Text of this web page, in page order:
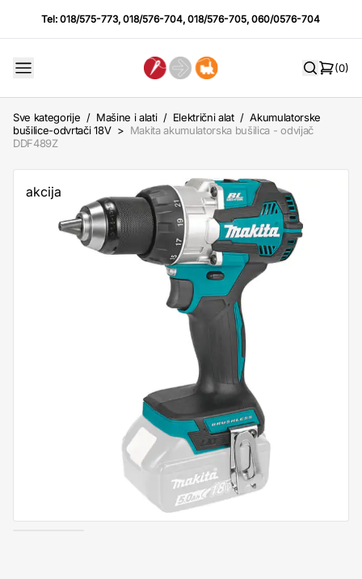
Tel:018/575-773,018/576-704,018/576-705,060/0576-704
(0)
Sve kategorije / Mašine i alati / Električni alat / Akumulatorske
bušilice-odvrtači 18V > Makita akumulatorska bušilica - odvijač
DDF489Z
akcija